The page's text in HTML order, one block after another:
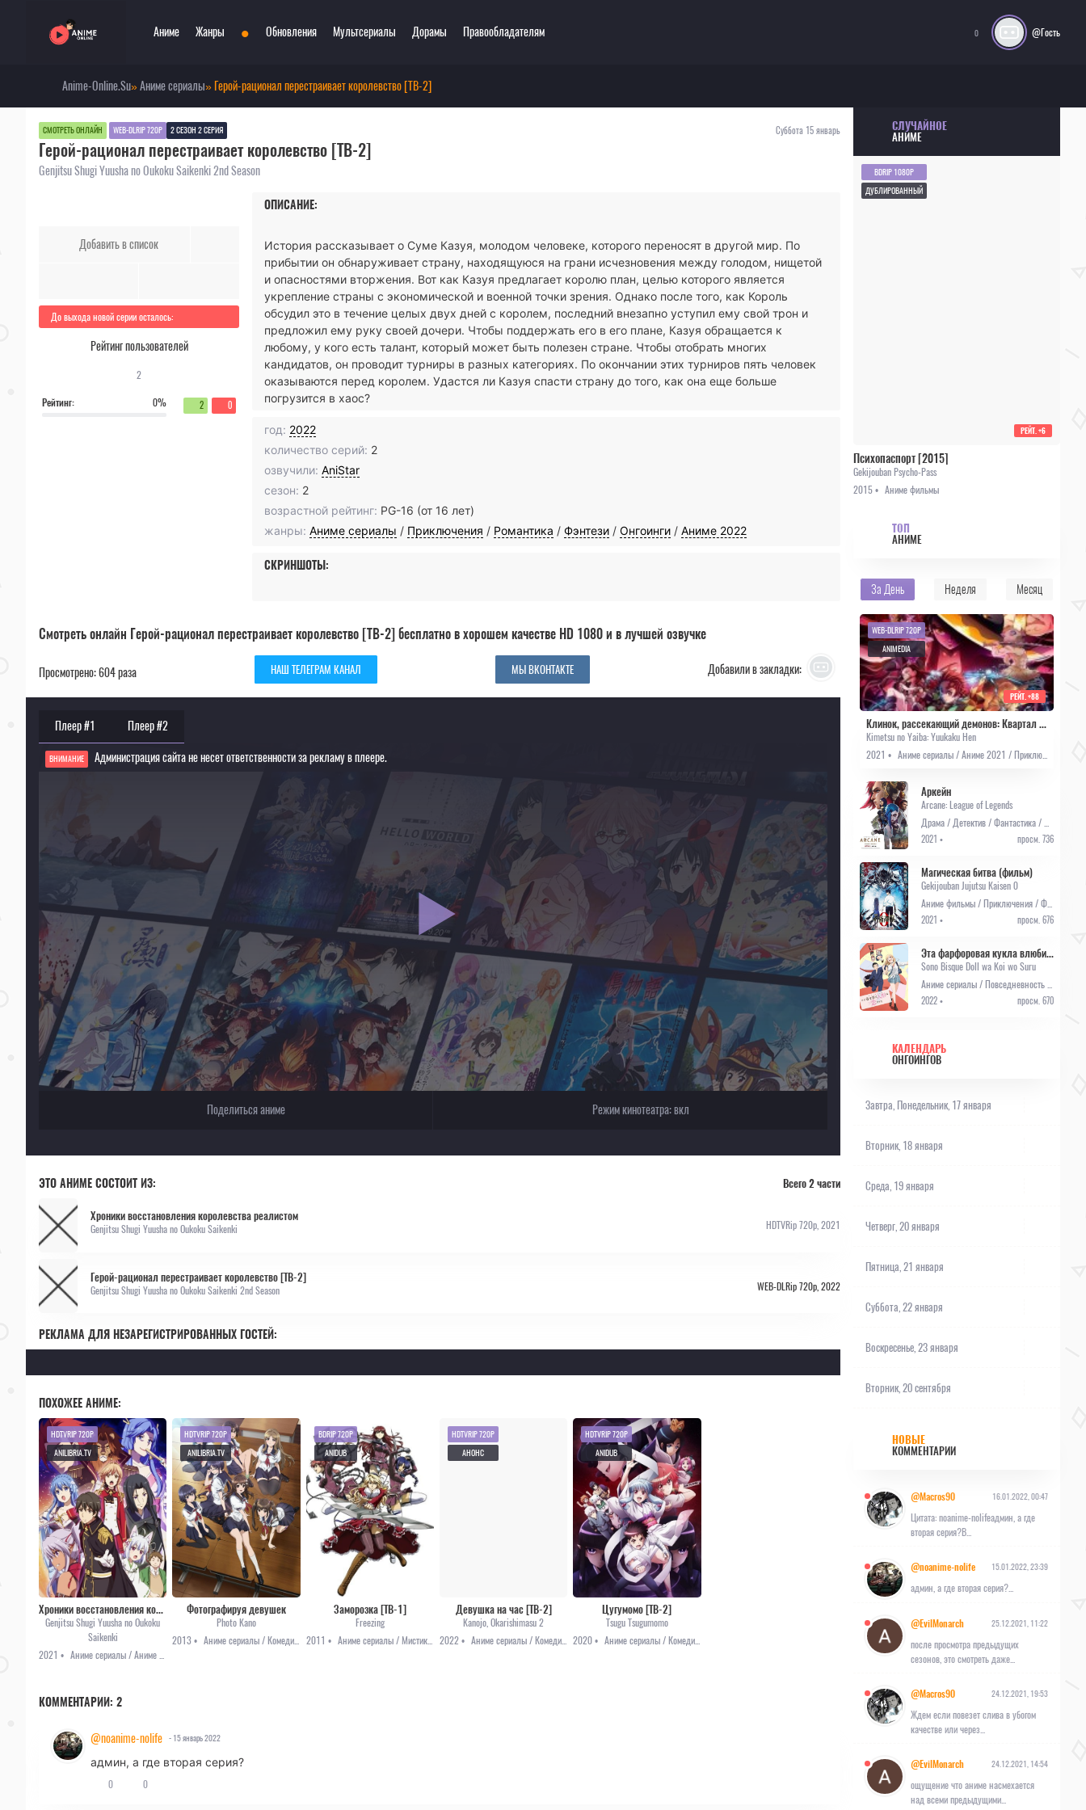
Аниме
Сериалы
Фильмы
Аниме 2022
Аниме 2021
Жанры
Боевые искусства
Война
Драма
Детектив
Приключения
Сёдзё-ай
Школа
Игры
Этти
Экшен
Сверхъестественное
• Обновления Мультсериалы Дорамы Правообладателям 0 @Гость
Anime-Online.Su»Аниме сериалы» Герой-рационал перестраивает королевство [ТВ-2]
СМОТРЕТЬ ОНЛАЙН WEB-DLRIP 720P 2 СЕЗОН 2 СЕРИЯ Суббота 15 январь
Герой-рационал перестраивает королевство [ТВ-2]
Genjitsu Shugi Yuusha no Oukoku Saikenki 2nd Season
Добавить в список
До выхода новой серии осталось:
Рейтинг пользователей
2
Рейтинг: 0% 2 0
ОПИСАНИЕ:
История рассказывает о Суме Казуя, молодом человеке, которого переносят в другой мир. По
прибытии он обнаруживает страну, находящуюся на грани исчезновения между голодом, нищетой
и опасностями вторжения. Вот как Казуя предлагает королю план, целью которого является
укрепление страны с экономической и военной точки зрения. Однако после того, как Король
обсудил это в течение целых двух дней с королем, последний внезапно уступил ему свой трон и
предложил ему руку своей дочери. Чтобы поддержать его в его плане, Казуя обращается к
любому, у кого есть талант, который может быть полезен стране. Чтобы отобрать многих
кандидатов, он проводит турниры в разных категориях. По окончании этих турниров пять человек
оказываются перед королем. Удастся ли Казуя спасти страну до того, как она еще больше
погрузится в хаос?
год: 2022
количество серий: 2
озвучили: AniStar
сезон: 2
возрастной рейтинг: PG-16 (от 16 лет)
жанры: Аниме сериалы / Приключения / Романтика / Фэнтези / Онгоинги / Аниме 2022
СКРИНШОТЫ:
Смотреть онлайн Герой-рационал перестраивает королевство [ТВ-2] бесплатно в хорошем качестве HD 1080 и в лучшей озвучке
Просмотрено: 604 раза НАШ ТЕЛЕГРАМ КАНАЛ МЫ ВКОНТАКТЕ Добавили в закладки:
Плеер #1 Плеер #2
ВНИМАНИЕ
Администрация сайта не несет ответственности за рекламу в плеере.
Для просмотра некоторых аниме необходимо установить VPN
Текущее воспроизведение：Герой-рационал перестраивает королевство [ТВ-2]
Поделиться аниме Режим кинотеатра:вкл
ЭТО АНИМЕ СОСТОИТ ИЗ: Всего 2 части
Хроники восстановления королевства реалистом
Genjitsu Shugi Yuusha no Oukoku Saikenki HDTVRip 720p, 2021
Герой-рационал перестраивает королевство [ТВ-2]
Genjitsu Shugi Yuusha no Oukoku Saikenki 2nd Season WEB-DLRip 720p, 2022
РЕКЛАМА ДЛЯ НЕЗАРЕГИСТРИРОВАННЫХ ГОСТЕЙ:
ПОХОЖЕЕ АНИМЕ:
Хроники восстановления королевства реалистом
Genjitsu Shugi Yuusha no Oukoku
Saikenki
2021 •
HDTVRIP 720P
ANILIBRIA.TV
Фотографируя девушек
Photo Kano
2013 •
HDTVRIP 720P
ANILIBRIA.TV
Заморозка [ТВ-1]
Freezing
2011 •
Аниме сериалы / Мистика / Приключения / Этти
BDRIP 720P
ANIDUB
Девушка на час [ТВ-2]
Kanojo, Okarishimasu 2
2022 •
Аниме сериалы / Комедия / Романтика / Анонсы
HDTVRIP 720P
АНОНС
Цугумомо [ТВ-2]
Tsugu Tsugumomo
2020 •
HDTVRIP 720P
ANIDUB
КОММЕНТАРИИ: 2
@noanime-nolife - 15 январь 2022
админ, а где вторая серия?
0 0
СЛУЧАЙНОЕ
АНИМЕ
Психопаспорт [2015]
Gekijouban Psycho-Pass
2015 • Аниме фильмы
BDRIP 1080P
ДУБЛИРОВАННЫЙ
РЕЙТ. +6
ТОП
АНИМЕ
За День Неделя Месяц
Клинок, рассекающий демонов: Квартал красных фонарей
Kimetsu no Yaiba: Yuukaku Hen
2021 •
Аниме сериалы / Аниме 2021 / Приключения / Сёнэн / Фэнтези / Онгоинги
WEB-DLRIP 720P
ANIMEDIA
РЕЙТ. +88
Аркейн
Arcane: League of Legends
2021 • просм. 736
Магическая битва (фильм)
Gekijouban Jujutsu Kaisen 0
2021 • просм. 676
Эта фарфоровая кукла влюбилась
Sono Bisque Doll wa Koi wo Suru
2022 • просм. 670
КАЛЕНДАРЬ
ОНГОИНГОВ
Завтра, Понедельник, 17 января
Вторник, 18 января
Среда, 19 января
Четверг, 20 января
Пятница, 21 января
Суббота, 22 января
Воскресенье, 23 января
Вторник, 20 сентября
НОВЫЕ
КОММЕНТАРИИ
@Macros90 16.01.2022, 00:47
Цитата: noanime-nolifeадмин, а где
вторая серия?В...
@noanime-nolife 15.01.2022, 23:39
админ, а где вторая серия?...
@EvilMonarch 25.12.2021, 11:22
после просмотра предыдущих
сезонов, это смотреть даже...
@Macros90 24.12.2021, 19:53
Ждем если повезет слива в убогом
качестве или через...
@EvilMonarch 24.12.2021, 14:54
ощущение что аниме насмехается
над всеми предыдущими...